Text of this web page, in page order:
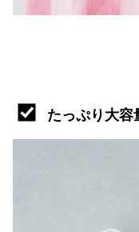
たっぷり大容